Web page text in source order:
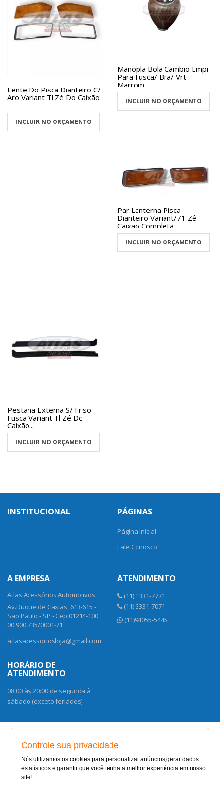
Lente Do Pisca Dianteiro C/
Aro Variant Tl Zé Do Caixão
INCLUIR NO ORÇAMENTO
Manopla Bola Cambio Empi
Para Fusca/ Bra/ Vrt
Marrom.
INCLUIR NO ORÇAMENTO
Par Lanterna Pisca
Dianteiro Variant/71 Zé
Caixão Completa
INCLUIR NO ORÇAMENTO
Pestana Externa S/ Friso
Fusca Variant Tl Zé Do
Caixão...
INCLUIR NO ORÇAMENTO
INSTITUCIONAL PÁGINAS
Página Inicial
Fale Conosco
A EMPRESA
Atlas Acessórios Automotivos
Av.Duque de Caxias, 613-615 -
São Paulo - SP - Cep:01214-100
00.900.735/0001-71
atlasacessoriosloja@gmail.com
HORÁRIO DE
ATENDIMENTO
08:00 às 20:00 de segunda à
sábado (exceto feriados)
ATENDIMENTO
(11) 3331-7771
(11) 3331-7071
(11)94055-5445
SITE SEGURO
Controle sua privacidade
Nós utilizamos os cookies para personalizar anúncios,gerar dados
estatísticos e garantir que você tenha a melhor experiência em nosso
site!